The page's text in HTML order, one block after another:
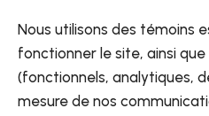
Nous utilisons des témoins
fonctionner le site, ainsi
(fonctionnels, analytiques,
mesure de nos
Contactez-nous